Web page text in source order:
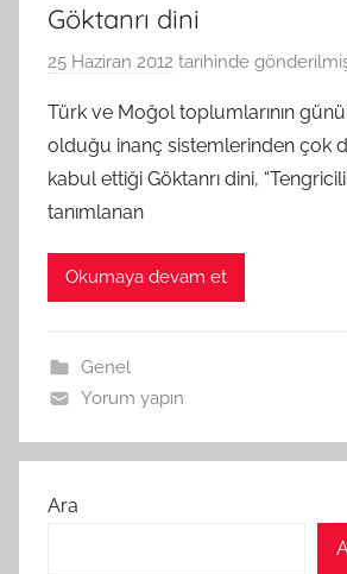
Göktanrı dini
25 Haziran 2012 tarihinde
Türk ve Moğol toplumlarının
olduğu inanç sistemlerinden çok
kabul ettiği Göktanrı dini,
tanımlanan
Okumaya devam et
Genel
Yorum yapın
Ara